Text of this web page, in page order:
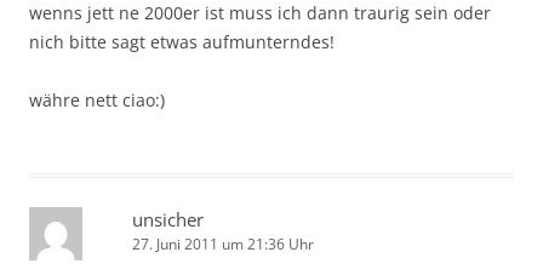
wenns jett ne 2000er ist muss ich dann traurig sein oder
nich bitte sagt etwas aufmunterndes!
währe nett ciao:)
unsicher
27. Juni 2011 um 21:36 Uhr